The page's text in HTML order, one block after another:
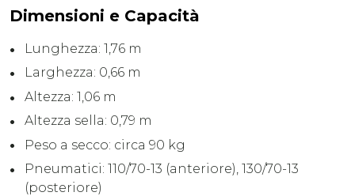
Dimensioni e Capacità
Lunghezza: 1,76 m
Larghezza: 0,66 m
Altezza: 1,06 m
Altezza sella: 0,79 m
Peso a secco: circa 90 kg
Pneumatici: 110/70-13 (anteriore), 130/70-13
(posteriore)